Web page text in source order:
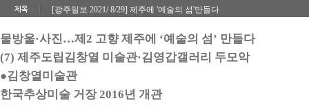
[광주일보 2021/ 8/29] 제주에 '예술의 섬'만들다
물방울·사진…제2 고향 제주에 ‘예술의 섬’ 만들다
(7) 제주도립김창열 미술관·김영갑갤러리 두모악
●김창열미술관
한국추상미술 거장 2016년 개관